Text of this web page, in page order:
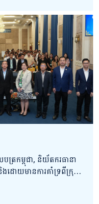
រកម្ពុជា, និយ័តករធានា
ងដោយមានការគាំទ្រពីក្រុម
គ្នារៀបចំកម្មវិធីសិក្ខា
ជ្ញាធរសេវាហិរញ្ញវត្ថុ